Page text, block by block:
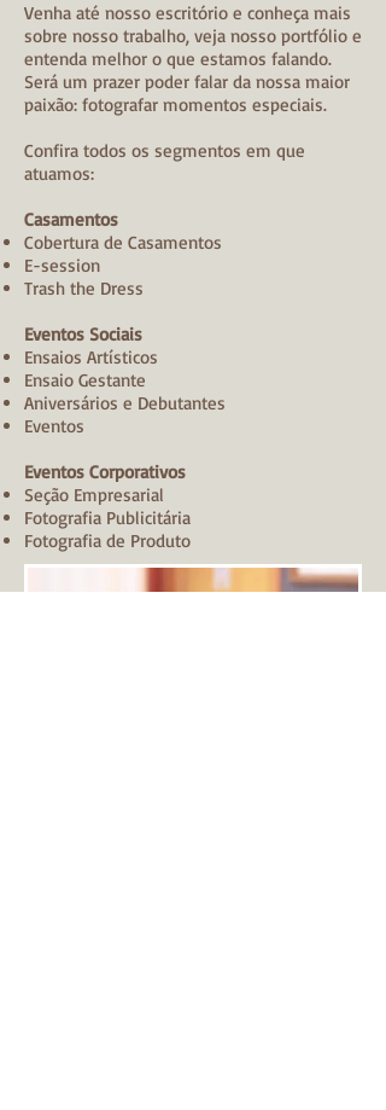
Venha até nosso escritório e conheça mais
sobre nosso trabalho, veja nosso portfólio e
entenda melhor o que estamos falando.
Será um prazer poder falar da nossa maior
paixão: fotografar momentos especiais.
Confira todos os segmentos em que
atuamos:
Casamentos
Cobertura de Casamentos
E-session
Trash the Dress
Eventos Sociais
Ensaios Artísticos
Ensaio Gestante
Aniversários e Debutantes
Eventos
Eventos Corporativos
Seção Empresarial
Fotografia Publicitária
Fotografia de Produto